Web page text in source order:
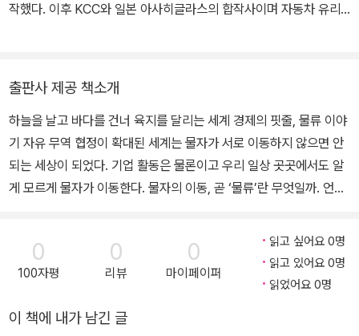
작했다. 이후 KCC와 일본 아사히글라스의 합작사이며 자동차 유리
카디프Cardiff 경영대학원에서 국제운송International Transport
석사 학위를 취득했다. 다양한 분야에 호기심이 많아 물류와 관련 있
는 역사, 인물, 장비, 음식, 패션, 생활, 문화 등을 탐구하다 보니 책까
지 쓰게 됐다. 현재 물류 전문 회사인 삼성전자 로지텍에서 18년째 근
무 중이다.
출판사 제공 책소개
하늘을 날고 바다를 건너 육지를 달리는 세계 경제의 핏줄, 물류 이야
기 자유 무역 협정이 확대된 세계는 물자가 서로 이동하지 않으면 안
되는 세상이 되었다. 기업 활동은 물론이고 우리 일상 곳곳에서도 알
게 모르게 물자가 이동한다. 물자의 이동, 곧 ‘물류’란 무엇일까. 언제,
회생활 첫발부터 물류를 담당한 천상 ‘물류쟁이’인 저자의 고민으로
탄생했다. 물류에 대한 이해가 부족한 거래처 임직원을 보며 블로그
에 쓰기 시작한 물류 관련 글이 어느덧 책으로 엮인 것이다. 이 책은
곁에 두고 늘 사용한다. 그런데 그 물건이 어디에서 어떻게 생산되어
0
100자평
0
리뷰
0
마이페이퍼
읽고 싶어요 0명
읽고 있어요 0명
읽었어요 0명
이 책에 내가 남긴 글